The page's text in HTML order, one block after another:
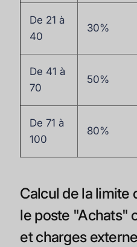
De 21 à
40
30%
De 41 à
70
50%
De 71 à
100
80%
Calcul de la limite
le poste "Achats"
et charges